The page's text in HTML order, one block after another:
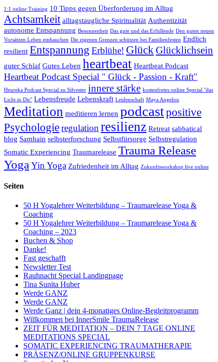
1:1 online Training 10 Tipps gegen Überforderung im Alltag
Achtsamkeit alltagstaugliche Spiritualität Authentizität
autonome Entspannung Besonnenheit Das gute und das Erfüllende Den guten neuen
Vorsätzen Leben einhauchen Die eigenen Grenzen schützen bei Familienfesten Endlich
resilient Entspannung Erblühe! Glück Glücklichsein
guter Schlaf Gutes Leben heartbeat Heartbeat Podcast
Heartbeat Podcast Special " Glück - Passion - Kraft"
Heureka Podcast Special zu Silvester innere stärke kostenfreies online Special "das
Licht in Dir" Lebensfreude Lebenskraft Leidenschaft Maya Angelou
Meditation meditieren lernen podcastpositive
Psychologieregulation resilienz Retreat sabbatical
blog Samhain selbsterforschung Selbstfürsorge Selbstregulation
Somatic Experiencing Traumarelease Trauma Release
Yoga Yin Yoga Zufriedenheit im Alltag Zukunftsworkshop live online
Seiten
50 H Yogalehrer Weiterbildung – Traumarelease Yoga &
Coaching
50 H Yogalehrer Weiterbildung – Traumarelease Yoga &
Coaching – 2023
Buchen & Shop
Danke!
Fast geschafft
Newsletter Test
Rauhnacht Special Landingpage
Tina Sunita Huber
Werde GANZ
Werde GANZ
Werde Ganz | dein 4-monatiges Online-Begleitprogramm
Willkommen bei InnerSmile TraumaRelease
ZEIT FÜR MEDITATION – DEIN 7 TAGE ONLINE
MEDITATIONS SPECIAL
SOMATIC EXPERIENCING TRAUMATHERAPIE
PRÄSENZ/ONLINE GRUPPENKURSE